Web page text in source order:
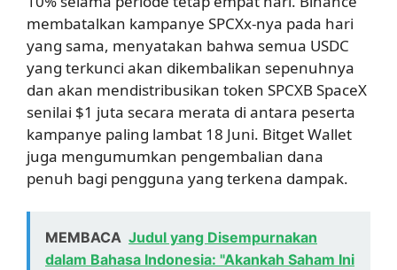
membatalkan kampanye SPCXx-nya pada hari
yang sama, menyatakan bahwa semua USDC
yang terkunci akan dikembalikan sepenuhnya
dan akan mendistribusikan token SPCXB SpaceX
senilai $1 juta secara merata di antara peserta
kampanye paling lambat 18 Juni. Bitget Wallet
juga mengumumkan pengembalian dana
penuh bagi pengguna yang terkena dampak.
MEMBACA Judul yang Disempurnakan
dalam Bahasa Indonesia: "Akankah Saham Ini